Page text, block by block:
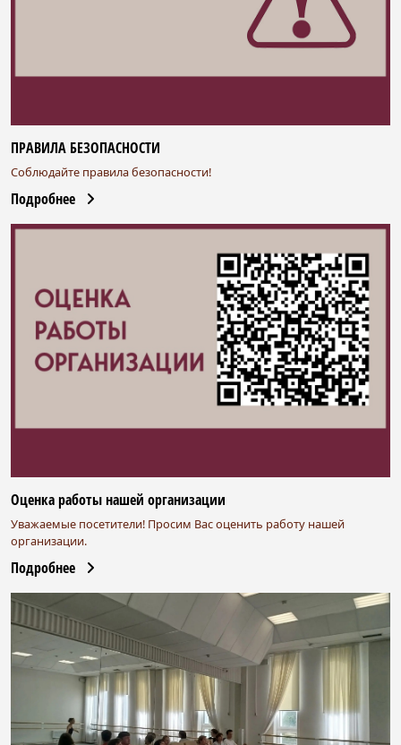
ПРАВИЛА БЕЗОПАСНОСТИ
Соблюдайте правила безопасности!
Подробнее
Оценка работы нашей организации
Уважаемые посетители! Просим Вас оценить работу нашей
организации.
Подробнее